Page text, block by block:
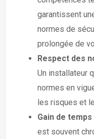
garantissent
normes de
prolongée de
Respect des
Un installateur
normes en
les risques et
Gain de
est souvent